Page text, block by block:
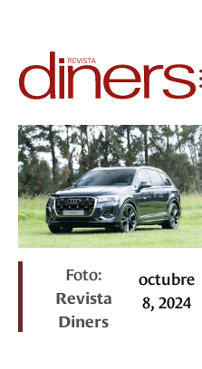
Foto:
Revista
Diners
octubre
8, 2024